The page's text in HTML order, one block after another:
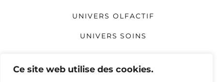
Ce site web utilise des cookies.
UNIVERS OLFACTIF
UNIVERS SOINS
COMPLÉMENTS ALIMENTAIRES